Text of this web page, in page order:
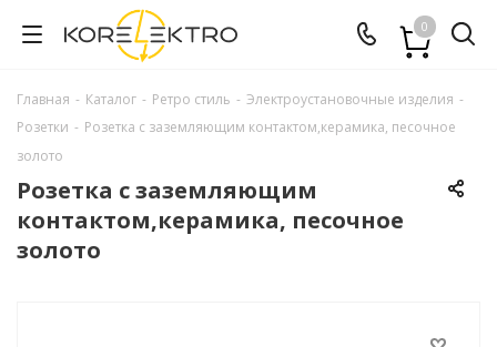
0
Главная - Каталог - Ретро стиль - Электроустановочные изделия -
Розетки - Розетка с заземляющим контактом,керамика, песочное
золото
Розетка с заземляющим
контактом,керамика, песочное
золото